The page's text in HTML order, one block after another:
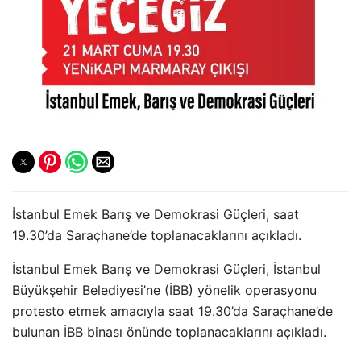
İstanbul Emek Barış ve Demokrasi Güçleri, saat
19.30’da Saraçhane’de toplanacaklarını açıkladı.
İstanbul Emek Barış ve Demokrasi Güçleri, İstanbul
Büyükşehir Belediyesi’ne (İBB) yönelik operasyonu
protesto etmek amacıyla saat 19.30’da Saraçhane’de
bulunan İBB binası önünde toplanacaklarını açıkladı.